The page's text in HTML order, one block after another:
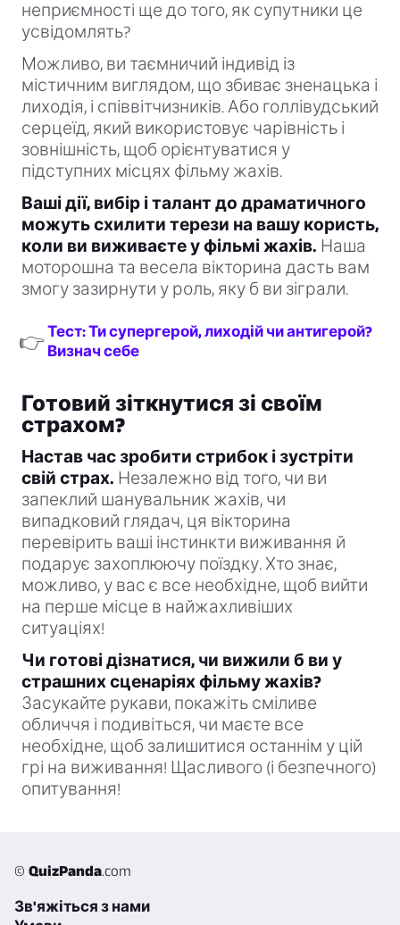
неприємності ще до того, як супутники це
усвідомлять?
Можливо, ви таємничий індивід із
містичним виглядом, що збиває зненацька і
лиходія, і співвітчизників. Або голлівудський
серцеїд, який використовує чарівність і
зовнішність, щоб орієнтуватися у
підступних місцях фільму жахів.
Ваші дії, вибір і талант до драматичного
можуть схилити терези на вашу користь,
коли ви виживаєте у фільмі жахів. Наша
моторошна та весела вікторина дасть вам
змогу зазирнути у роль, яку б ви зіграли.
👉Тест: Ти супергерой, лиходій чи антигерой?
Визнач себе
Готовий зіткнутися зі своїм
страхом?
Настав час зробити стрибок і зустріти
свій страх. Незалежно від того, чи ви
запеклий шанувальник жахів, чи
випадковий глядач, ця вікторина
перевірить ваші інстинкти виживання й
подарує захоплюючу поїздку. Хто знає,
можливо, у вас є все необхідне, щоб вийти
на перше місце в найжахливіших
ситуаціях!
Чи готові дізнатися, чи вижили б ви у
страшних сценаріях фільму жахів?
Засукайте рукави, покажіть сміливе
обличчя і подивіться, чи маєте все
необхідне, щоб залишитися останнім у цій
грі на виживання! Щасливого (і безпечного)
опитування!
© QuizPanda.com
Зв'яжіться з нами